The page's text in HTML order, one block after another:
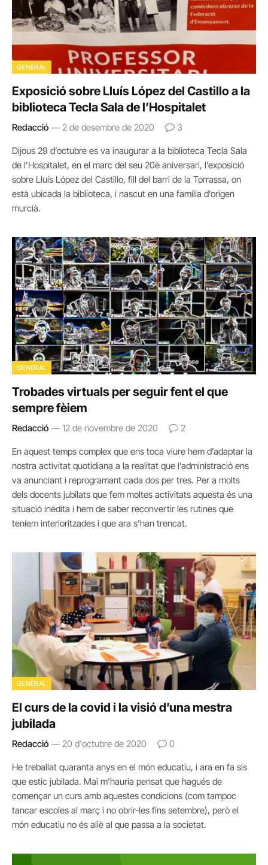
GENERAL
Exposició sobre Lluís López del Castillo a la
biblioteca Tecla Sala de l’Hospitalet
Redacció 2 de desembre de 2020 3
Dijous 29 d’octubre es va inaugurar a la biblioteca Tecla Sala
de l’Hospitalet, en el marc del seu 20è aniversari, l’exposició
sobre Lluís López del Castillo, fill del barri de la Torrassa, on
està ubicada la biblioteca, i nascut en una família d’origen
murcià.
GENERAL
Trobades virtuals per seguir fent el que
sempre fèiem
Redacció 12 de novembre de 2020 2
En aquest temps complex que ens toca viure hem d’adaptar la
nostra activitat quotidiana a la realitat que l’administració ens
va anunciant i reprogramant cada dos per tres. Per a molts
dels docents jubilats que fem moltes activitats aquesta és una
situació inèdita i hem de saber reconvertir les rutines que
teníem interioritzades i que ara s’han trencat.
GENERAL
El curs de la covid i la visió d’una mestra
jubilada
Redacció 20 d'octubre de 2020 0
He treballat quaranta anys en el món educatiu, i ara en fa sis
que estic jubilada. Mai m’hauria pensat que hagués de
començar un curs amb aquestes condicions (com tampoc
tancar escoles al març i no obrir-les fins setembre), però el
món educatiu no és aliè al que passa a la societat.